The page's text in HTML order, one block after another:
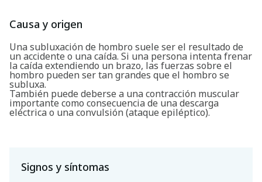
Causa y origen
Una subluxación de hombro suele ser el resultado de
un accidente o una caída. Si una persona intenta frenar
la caída extendiendo un brazo, las fuerzas sobre el
hombro pueden ser tan grandes que el hombro se
subluxa.
También puede deberse a una contracción muscular
importante como consecuencia de una descarga
eléctrica o una convulsión (ataque epiléptico).
Signos y síntomas